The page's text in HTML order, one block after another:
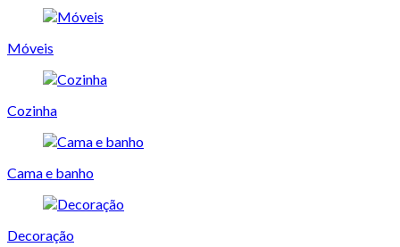
Móveis
Cozinha
Cama e banho
Decoração